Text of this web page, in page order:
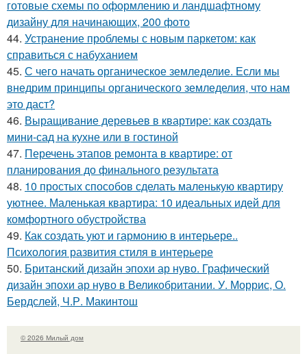
готовые схемы по оформлению и ландшафтному
дизайну для начинающих, 200 фото
44. Устранение проблемы с новым паркетом: как
справиться с набуханием
45. С чего начать органическое земледелие. Если мы
внедрим принципы органического земледелия, что нам
это даст?
46. Выращивание деревьев в квартире: как создать
мини-сад на кухне или в гостиной
47. Перечень этапов ремонта в квартире: от
планирования до финального результата
48. 10 простых способов сделать маленькую квартиру
уютнее. Маленькая квартира: 10 идеальных идей для
комфортного обустройства
49. Как создать уют и гармонию в интерьере..
Психология развития стиля в интерьере
50. Британский дизайн эпохи ар нуво. Графический
дизайн эпохи ар нуво в Великобритании. У. Моррис, О.
Бердслей, Ч.Р. Макинтош
© 2026 Милый дом